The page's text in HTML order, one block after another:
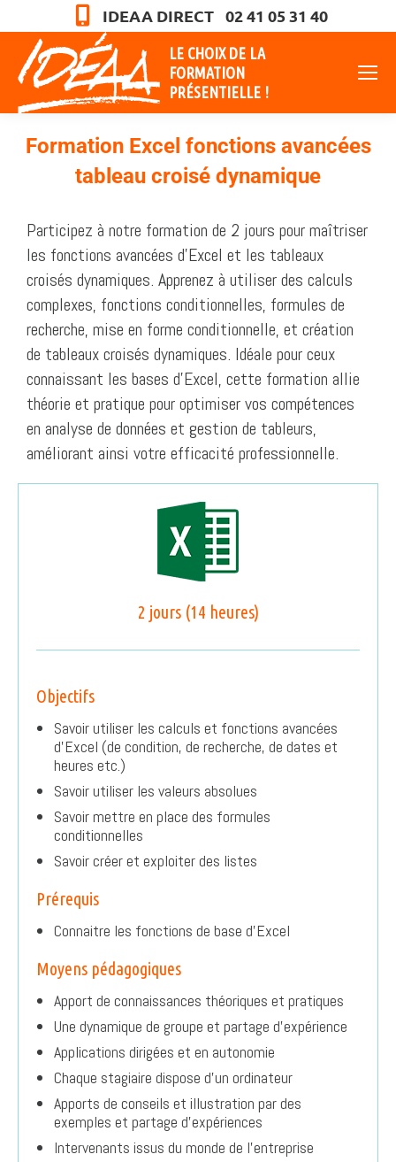
IDEAA DIRECT 02 41 05 31 40
LE CHOIX DE LA
FORMATION
PRÉSENTIELLE !
Formation Excel fonctions avancées
tableau croisé dynamique
Participez à notre formation de 2 jours pour maîtriser
les fonctions avancées d’Excel et les tableaux
croisés dynamiques. Apprenez à utiliser des calculs
complexes, fonctions conditionnelles, formules de
recherche, mise en forme conditionnelle, et création
de tableaux croisés dynamiques. Idéale pour ceux
connaissant les bases d’Excel, cette formation allie
théorie et pratique pour optimiser vos compétences
en analyse de données et gestion de tableurs,
améliorant ainsi votre efficacité professionnelle.
2 jours (14 heures)
Objectifs
Savoir utiliser les calculs et fonctions avancées
d’Excel (de condition, de recherche, de dates et
heures etc.)
Savoir utiliser les valeurs absolues
Savoir mettre en place des formules
conditionnelles
Savoir créer et exploiter des listes
Prérequis
Connaitre les fonctions de base d’Excel
Moyens pédagogiques
Apport de connaissances théoriques et pratiques
Une dynamique de groupe et partage d’expérience
Applications dirigées et en autonomie
Chaque stagiaire dispose d’un ordinateur
Apports de conseils et illustration par des
exemples et partage d’expériences
Intervenants issus du monde de l’entreprise